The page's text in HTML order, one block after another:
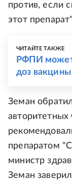
против, если
этот
ЧИТАЙТЕ ТАКЖЕ
РФПИ может
доз
Земан
препаратом
министр
Земан